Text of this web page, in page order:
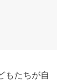
もたちが自